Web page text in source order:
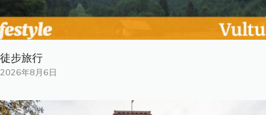
徒步旅行
2026年8月6日